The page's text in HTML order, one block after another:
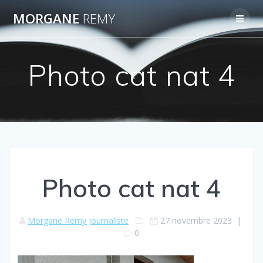
contenu
MORGANE REMY
Photo cat nat 4
Photo cat nat 4
Morgane Remy Journaliste 27 novembre 2023 |
0